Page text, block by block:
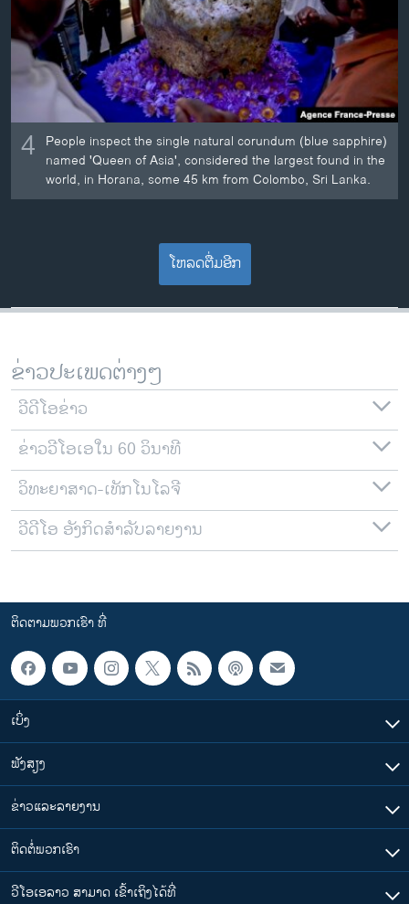
4 People inspect the single natural corundum (blue sapphire)
named 'Queen of Asia', considered the largest found in the
world, in Horana, some 45 km from Colombo, Sri Lanka.
ໂຫລດຕື່ມອີກ
ຂ່າວປະເພດຕ່າງໆ
ວີດີໂອຂ່າວ
ຂ່າວວີໂອເອໃນ 60 ວິນາທີ
ວິທະຍາສາດ-ເທັກໂນໂລຈີ
ວີດີໂອ ອັງກິດສຳລັບລາຍງານ
ຕິດຕາມພວກເຮົາ ທີ່
ເບິ່ງ
ຟັງສຽງ
ຂ່າວແລະລາຍງານ
ຕິດຕໍ່ພວກເຮົາ
ວີໂອເອລາວ ສາມາດ ເຂົ້າເຖິງໄດ້ທີ່